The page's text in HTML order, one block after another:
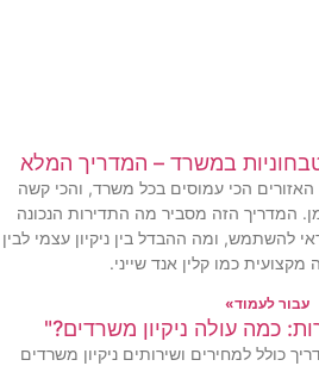
במשרד – המדריך המלא
האזורים הכי עמוסים בכל משרד, והכי קשה
המדריך הזה מסביר מה התדירות הנכונה
להשתמש, ומה ההבדל בין ניקיון עצמי לבין
כמו קלין אנד שייני.
עבור לעמוד»
כמה עולה ניקיון משרדים?"
כולל למחירים ושירותים ניקיון משרדים